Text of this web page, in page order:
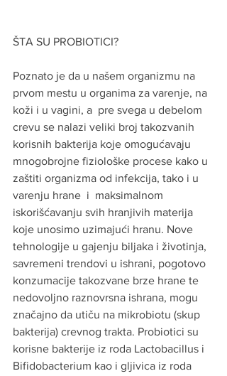
ŠTA SU PROBIOTICI?
Poznato je da u našem organizmu na
prvom mestu u organima za varenje, na
koži i u vagini, a  pre svega u debelom
crevu se nalazi veliki broj takozvanih
korisnih bakterija koje omogućavaju
mnogobrojne fiziološke procese kako u
zaštiti organizma od infekcija, tako i u
varenju hrane  i  maksimalnom
iskorišćavanju svih hranjivih materija
koje unosimo uzimajući hranu. Nove
tehnologije u gajenju biljaka i životinja,
savremeni trendovi u ishrani, pogotovo
konzumacije takozvane brze hrane te
nedovoljno raznovrsna ishrana, mogu
značajno da utiču na mikrobiotu (skup
bakterija) crevnog trakta. Probiotici su
korisne bakterije iz roda Lactobacillus i
Bifidobacterium kao i gljivica iz roda